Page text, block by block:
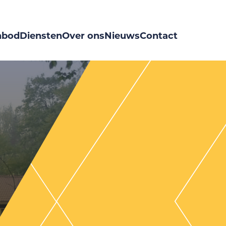
DienstenOver onsNieuwsContact